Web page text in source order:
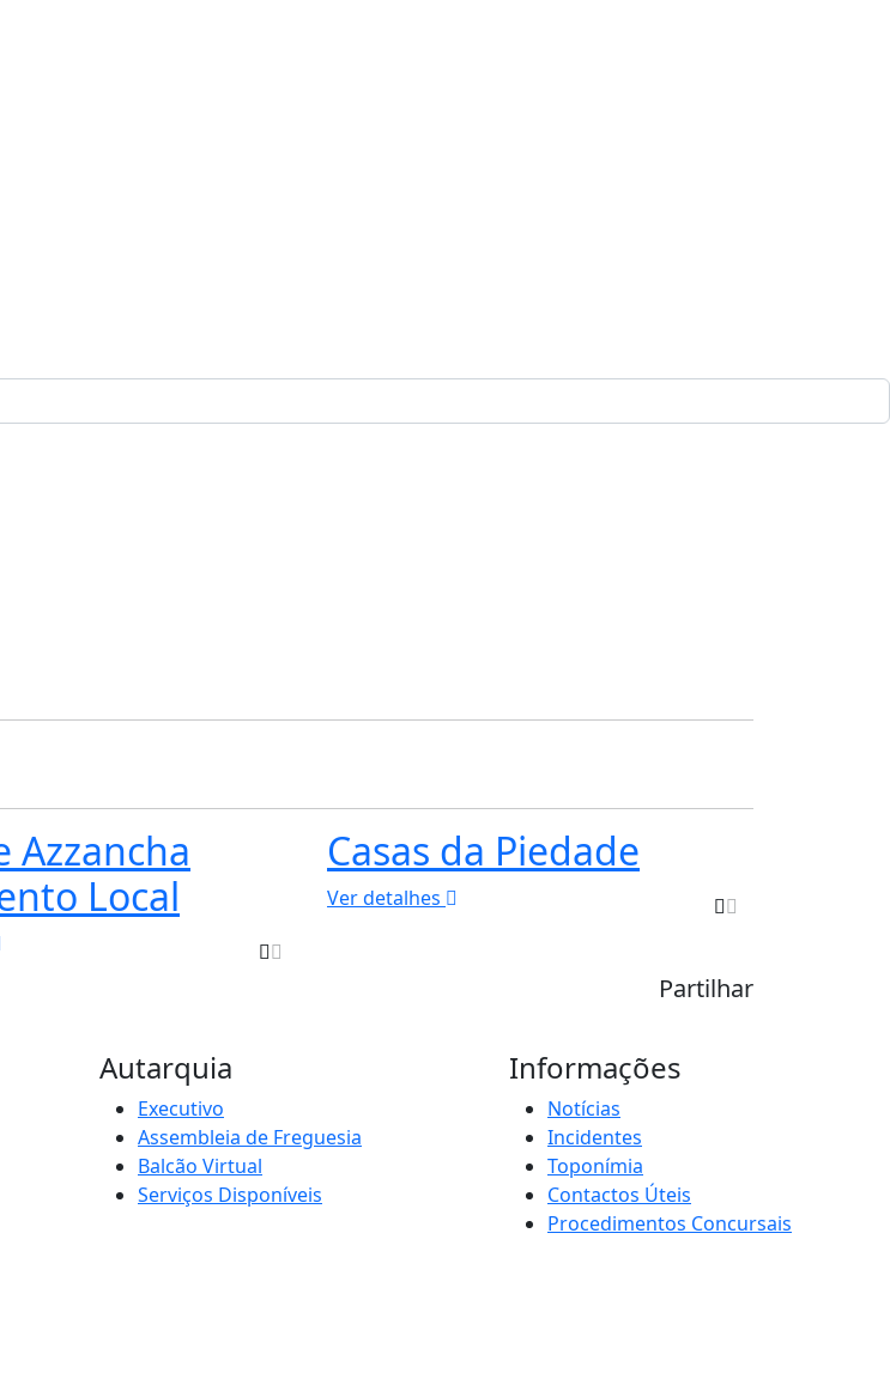
Azzancha
Local
Casas da Piedade
Ver detalhes
Partilhar
Autarquia
Executivo
Assembleia de Freguesia
Balcão Virtual
Serviços Disponíveis
Informações
Notícias
Incidentes
Toponímia
Contactos Úteis
Procedimentos Concursais